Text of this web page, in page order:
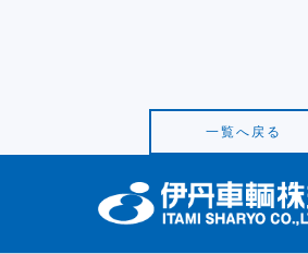
一覧へ戻る